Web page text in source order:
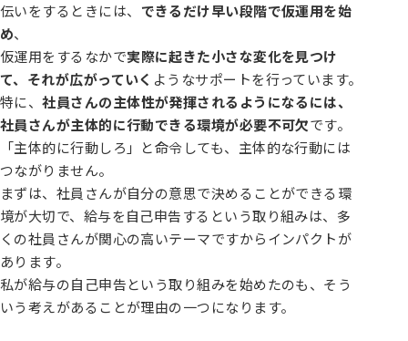
伝いをするときには、 できるだけ早い段階で仮運用を始
め、
仮運用をするなかで実際に起きた小さな変化を見つけ
て、それが広がっていく ようなサポートを行っています。
特に、社員さんの主体性が発揮されるようになるには、
社員さんが主体的に行動できる環境が必要不可欠です。
「主体的に行動しろ」と命令しても、主体的な行動には
つながりません。
まずは、社員さんが自分の意思で決めることができる環
境が大切で、給与を自己申告するという取り組みは、多
くの社員さんが関心の高いテーマですからインパクトが
あります。
私が給与の自己申告という取り組みを始めたのも、そう
いう考えがあることが理由の一つになります。